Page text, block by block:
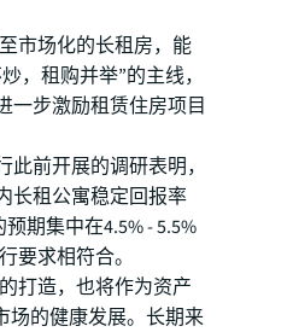
市场化的长租房，能
，租购并举”的主线，
一步激励租赁住房项目
前开展的调研表明，
长租公寓稳定回报率
预期集中在4.5% - 5.5%
要求相符合。
打造，也将作为资产
场的健康发展。长期来